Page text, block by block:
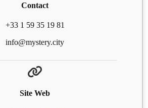
Contact
+33 1 59 35 19 81
info@mystery.city
Site Web